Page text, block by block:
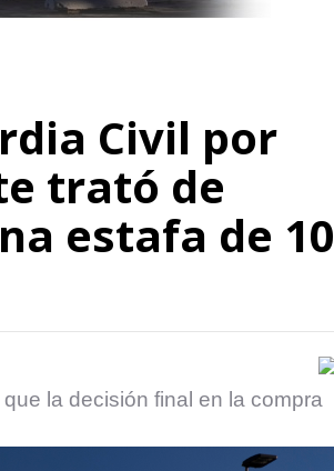
Civil por
trató de
estafa de 10
la decisión final en la compra